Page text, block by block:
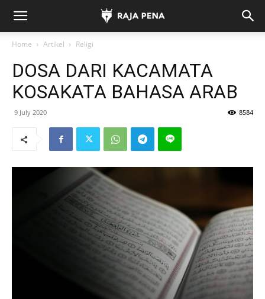
Home Artikel Religi
DOSA DARI KACAMATA
KOSAKATA BAHASA ARAB
9 July 2020 8584